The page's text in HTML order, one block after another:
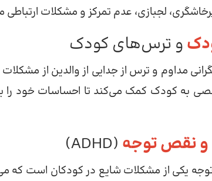
لجبازی، عدم تمرکز و مشکلات ارتباطی
و ترس‌های کودک
مداوم و ترس از جدایی از والدین از
به کودک کمک می‌کند تا احساسات خود را
و نقص توجه (ADHD)
یکی از مشکلات شایع در کودکان است که